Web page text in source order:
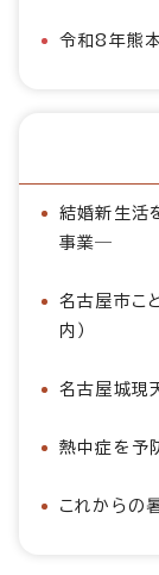
令和8年熊
結婚新生活
事業―
名古屋市こ
内）
名古屋城現
熱中症を予
これからの